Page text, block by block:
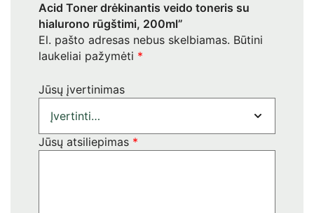
Acid Toner drėkinantis veido toneris su
hialurono rūgštimi, 200ml”
El. pašto adresas nebus skelbiamas. Būtini
laukeliai pažymėti *
Jūsų įvertinimas
Jūsų atsiliepimas *